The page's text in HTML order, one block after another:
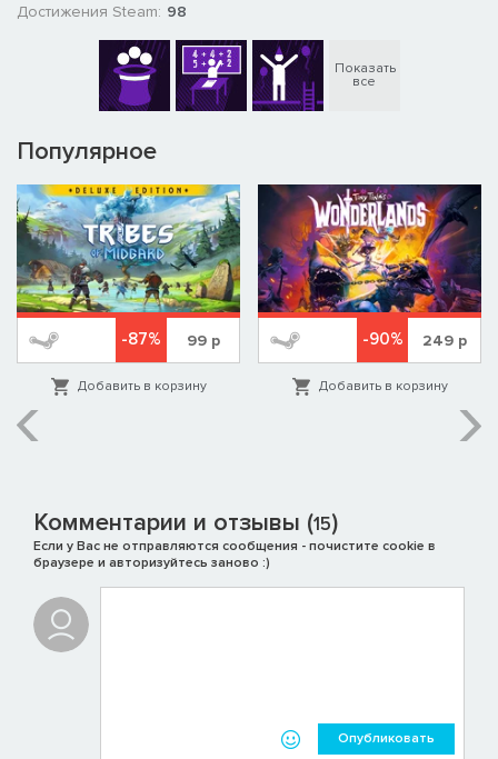
Достижения Steam: 98
Показать
все
Популярное
-87% 99р
Добавить в корзину
-90% 249р
Добавить в корзину
Комментарии и отзывы (15)
Если у Вас не отправляются сообщения - почистите cookie в
браузере и авторизуйтесь заново :)
Опубликовать